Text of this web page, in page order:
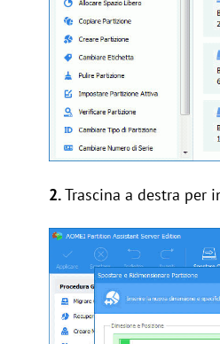
2.Trascina a destra per